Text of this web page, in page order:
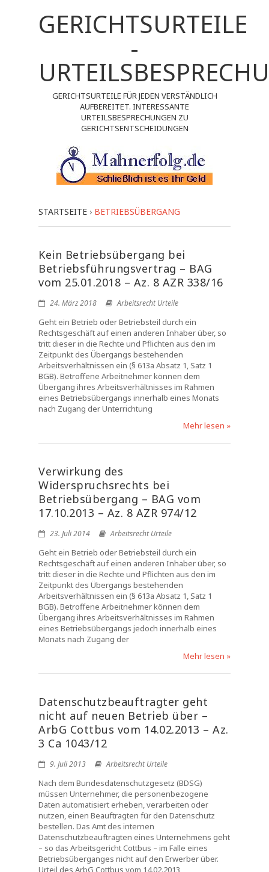
GERICHTSURTEILE
-
GERICHTSURTEILE FÜR JEDEN VERSTÄNDLICH
AUFBEREITET. INTERESSANTE
URTEILSBESPRECHUNGEN ZU
GERICHTSENTSCHEIDUNGEN
STARTSEITE › BETRIEBSÜBERGANG
Kein Betriebsübergang bei
Betriebsführungsvertrag – BAG
vom 25.01.2018 – Az. 8 AZR 338/16
24. März 2018 Arbeitsrecht Urteile
Geht ein Betrieb oder Betriebsteil durch ein
Rechtsgeschäft auf einen anderen Inhaber über, so
tritt dieser in die Rechte und Pflichten aus den im
Zeitpunkt des Übergangs bestehenden
Arbeitsverhältnissen ein (§ 613a Absatz 1, Satz 1
BGB). Betroffene Arbeitnehmer können dem
Übergang ihres Arbeitsverhältnisses im Rahmen
eines Betriebsübergangs innerhalb eines Monats
nach Zugang der Unterrichtung
Mehr lesen »
Verwirkung des
Widerspruchsrechts bei
Betriebsübergang – BAG vom
17.10.2013 – Az. 8 AZR 974/12
23. Juli 2014 Arbeitsrecht Urteile
Geht ein Betrieb oder Betriebsteil durch ein
Rechtsgeschäft auf einen anderen Inhaber über, so
tritt dieser in die Rechte und Pflichten aus den im
Zeitpunkt des Übergangs bestehenden
Arbeitsverhältnissen ein (§ 613a Absatz 1, Satz 1
BGB). Betroffene Arbeitnehmer können dem
Übergang ihres Arbeitsverhältnisses im Rahmen
eines Betriebsübergangs jedoch innerhalb eines
Monats nach Zugang der
Mehr lesen »
Datenschutzbeauftragter geht
nicht auf neuen Betrieb über –
ArbG Cottbus vom 14.02.2013 – Az.
3 Ca 1043/12
9. Juli 2013 Arbeitsrecht Urteile
Nach dem Bundesdatenschutzgesetz (BDSG)
müssen Unternehmer, die personenbezogene
Daten automatisiert erheben, verarbeiten oder
nutzen, einen Beauftragten für den Datenschutz
bestellen. Das Amt des internen
Datenschutzbeauftragten eines Unternehmens geht
– so das Arbeitsgericht Cottbus – im Falle eines
Betriebsüberganges nicht auf den Erwerber über.
Urteil des ArbG Cottbus vom 14.02.2013